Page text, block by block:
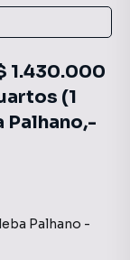
1.430.000
(1
Palhano,-
Palhano -